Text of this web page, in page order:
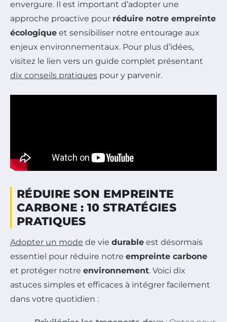
envergure. Il est important d’adopter une
approche proactive pour réduire notre empreinte
écologique et sensibiliser notre entourage aux
enjeux environnementaux. Pour plus d’idées,
visitez le lien vers un guide complet présentant
dix conseils pratiques pour y parvenir.
RÉDUIRE SON EMPREINTE
CARBONE : 10 STRATÉGIES
PRATIQUES
Adopter un mode de vie durable est désormais
essentiel pour réduire notre empreinte carbone
et protéger notre environnement. Voici dix
astuces simples et efficaces à intégrer facilement
dans votre quotidien :